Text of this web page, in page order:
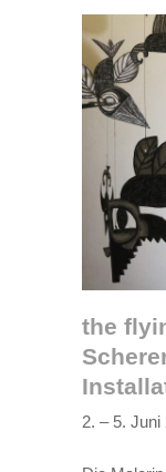
the
2. – 5. Juni